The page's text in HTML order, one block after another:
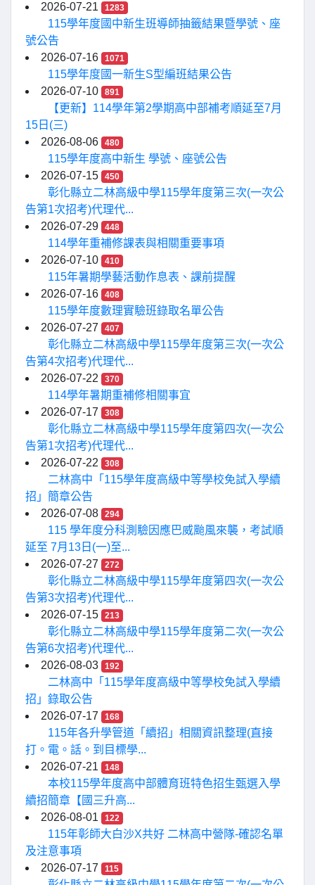
2026-07-21 1283
115學年度國中新生班導師抽籤結果暨學號、座
號公告
2026-07-16
1071
115學年度國一新生S型編班結果公告
2026-07-10
891
【更新】114學年第2學期高中部補考順延至7月
15日(三)
2026-08-06
480
115學年度高中新生 學號、座號公告
2026-07-15
450
彰化縣立二林高級中學115學年度第三次(一次公
告第1次招考)代理代...
2026-07-29
448
114學年重補修課表與相關重要事項
2026-07-10
410
115年暑期學藝活動作息表、課前提醒
2026-07-16
408
115學年度數理實驗班錄取名單公告
2026-07-27
407
彰化縣立二林高級中學115學年度第三次(一次公
告第4次招考)代理代...
2026-07-22
370
114學年暑期重補修相關事宜
2026-07-17
308
彰化縣立二林高級中學115學年度第四次(一次公
告第1次招考)代理代...
2026-07-22
308
二林高中「115學年度高級中等學校免試入學續
招」簡章公告
2026-07-08
294
115 學年度分科測驗因應巴威颱風來襲，考試順
延至 7月13日(一)至...
2026-07-27
272
彰化縣立二林高級中學115學年度第四次(一次公
告第3次招考)代理代...
2026-07-15
213
彰化縣立二林高級中學115學年度第二次(一次公
告第6次招考)代理代...
2026-08-03
192
二林高中「115學年度高級中等學校免試入學續
招」錄取公告
2026-07-17
168
115年各升學管道「續招」相關資訊整理(直接
打。電。話。到目標學...
2026-07-21
148
本校115學年度高中部體育班特色招生甄選入學
續招簡章【國三升高...
2026-08-01
122
115年彰師大白沙X共好 二林高中營隊-確認名單
及注意事項
2026-07-17
115